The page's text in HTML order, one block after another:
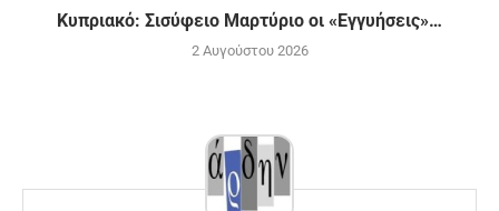
Κυπριακό: Σισύφειο Μαρτύριο οι «Εγγυήσεις»…
2 Αυγούστου 2026